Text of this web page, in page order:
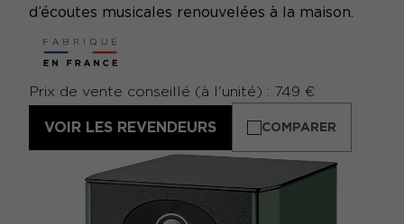
d’écoutes musicales renouvelées à la maison.
Prix de vente conseillé (à l'unité) : 749 €
VOIR LES REVENDEURS COMPARER